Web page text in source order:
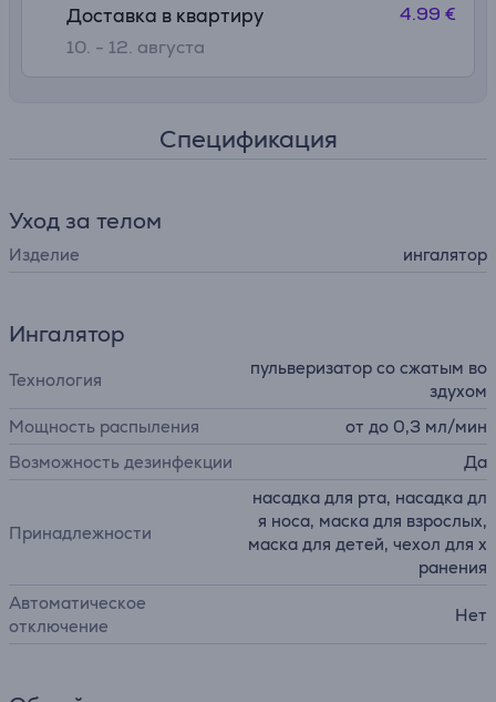
Доставка в квартиру
10. - 12. августа
4.99 €
Спецификация
Уход за телом
Изделие ингалятор
Ингалятор
Технология
пульверизатор со сжатым во
здухом
Мощность распыления
от до 0,3 мл/мин
Возможность дезинфекции
Да
Принадлежности
насадка для рта, насадка дл
я носа, маска для взрослых,
маска для детей, чехол для х
ранения
Автоматическое
отключение
Нет